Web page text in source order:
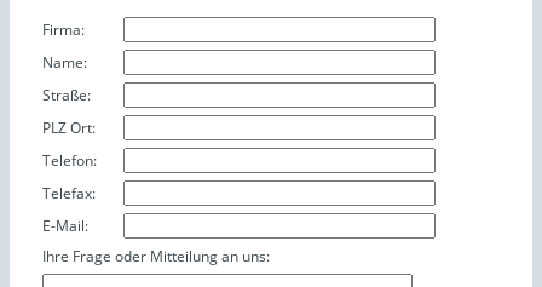
Firma:
Name:
Straße:
PLZ Ort:
Telefon:
Telefax:
E-Mail:
Ihre Frage oder Mitteilung an uns: